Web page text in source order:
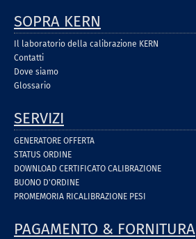
SOPRA KERN
Il laboratorio della calibrazione KERN
Contatti
Dove siamo
Glossario
SERVIZI
GENERATORE OFFERTA
STATUS ORDINE
DOWNLOAD CERTIFICATO CALIBRAZIONE
BUONO D'ORDINE
PROMEMORIA RICALIBRAZIONE PESI
PAGAMENTO & FORNITURA